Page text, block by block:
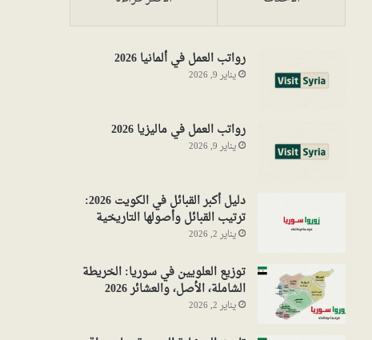
رواتب العمل في ألمانيا 2026
يناير 9, 2026
رواتب العمل في ماليزيا 2026
يناير 9, 2026
دليل أكبر القبائل في الكويت 2026:
ترتيب القبائل وأصولها التاريخية
يناير 2, 2026
توزيع العلويين في سوريا: الخريطة
الشاملة، الأصل، والعشائر 2026
يناير 2, 2026